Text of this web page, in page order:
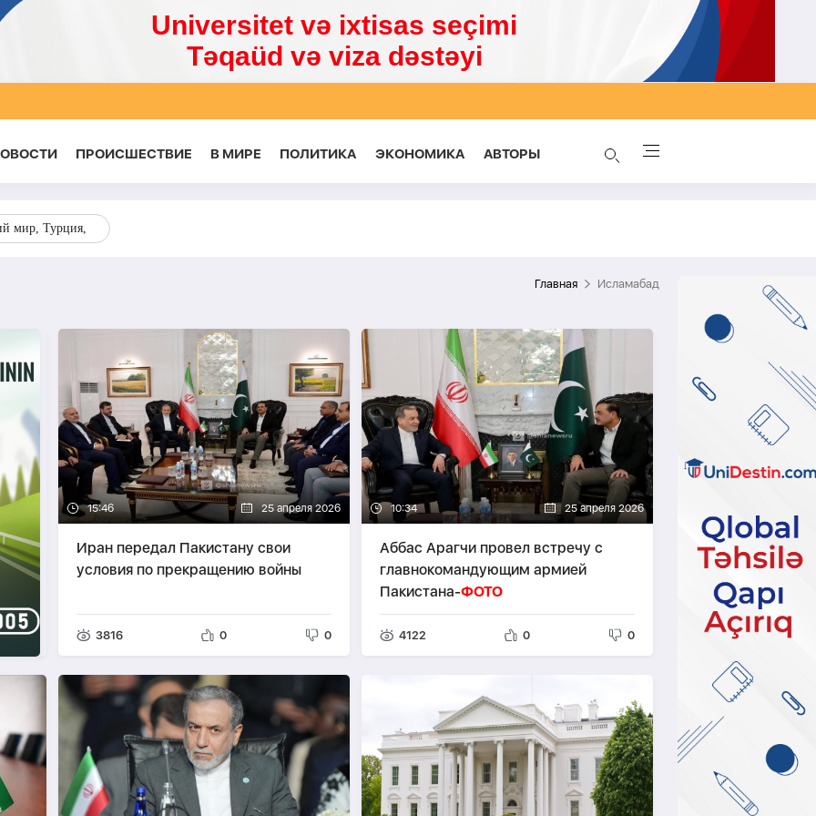
ПРОИСШЕСТВИЕ В МИРЕ ПОЛИТИКА ЭКОНОМИКА AВТОРЫ
мир, Турция,
Главная Исламабад
15:46 25 апреля 2026
Иран передал Пакистану свои
условия по прекращению войны
3816 0 0
10:34 25 апреля 2026
Аббас Арагчи провел встречу с
главнокомандующим армией
Пакистана-ФОТО
4122 0 0